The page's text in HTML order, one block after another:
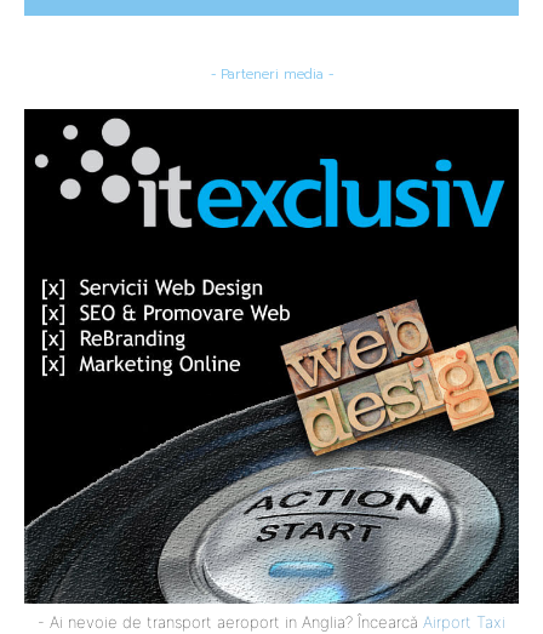
- Parteneri media -
- Ai nevoie de transport aeroport in Anglia? Încearcă Airport Taxi